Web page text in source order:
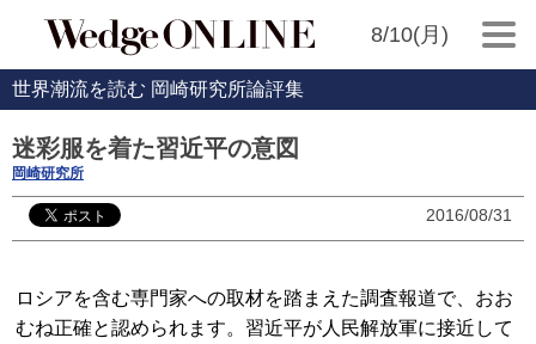
8/10(月)
世界潮流を読む 岡崎研究所論評集
迷彩服を着た習近平の意図
岡崎研究所
2016/08/31
ロシアを含む専門家への取材を踏まえた調査報道で、おお
むね正確と認められます。習近平が人民解放軍に接近して